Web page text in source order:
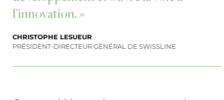
l’innovation. »
CHRISTOPHE LESUEUR
PRÉSIDENT-DIRECTEUR GÉNÉRAL DE SWISSLINE